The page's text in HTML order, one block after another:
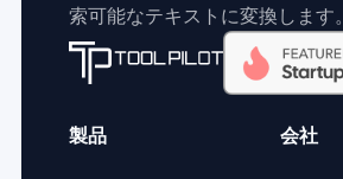
索可能なテキストに変換します。
製品 会社